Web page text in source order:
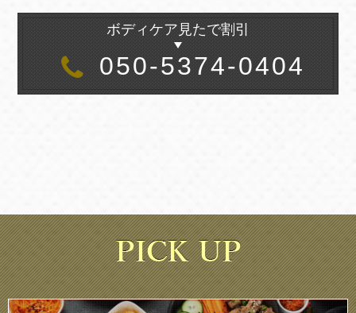
ボディケア見たで割引
050-5374-0404